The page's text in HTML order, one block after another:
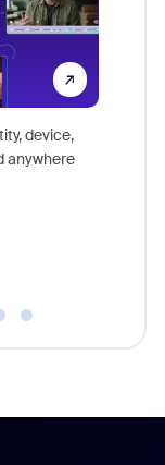
device,
anywhere